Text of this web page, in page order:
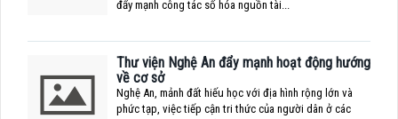
đẩy mạnh công tác số hóa nguồn tài...
Thư viện Nghệ An đẩy mạnh hoạt động hướng
về cơ sở
Nghệ An, mảnh đất hiếu học với địa hình rộng lớn và
phức tạp, việc tiếp cận tri thức của người dân ở các